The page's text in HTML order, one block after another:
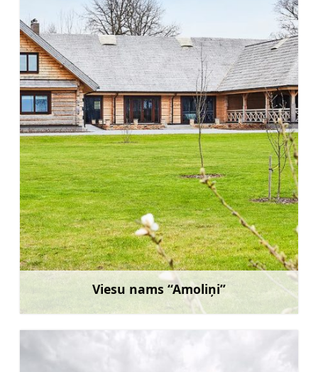
Viesu nams “Amoliņi”
Uzzināt vairāk